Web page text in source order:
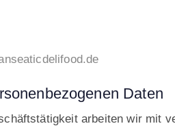
Daten
arbeiten wir mit